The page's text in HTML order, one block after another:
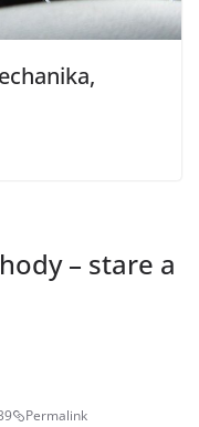
– stare a
Permalink